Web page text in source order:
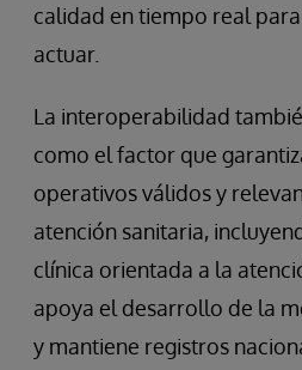
calidad en tiempo real
actuar.
La interoperabilidad
como el factor que
operativos válidos y
atención sanitaria,
clínica orientada a la
apoya el desarrollo de la
y mantiene registros